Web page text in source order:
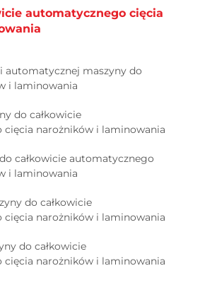
automatycznego cięcia
automatycznej maszyny do
i laminowania
do całkowicie
narożników i laminowania
całkowicie automatycznego
i laminowania
do całkowicie
narożników i laminowania
do całkowicie
narożników i laminowania